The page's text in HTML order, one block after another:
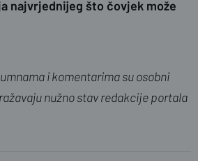
najvrjednijeg što čovjek može
i komentarima su osobni
nužno stav redakcije portala